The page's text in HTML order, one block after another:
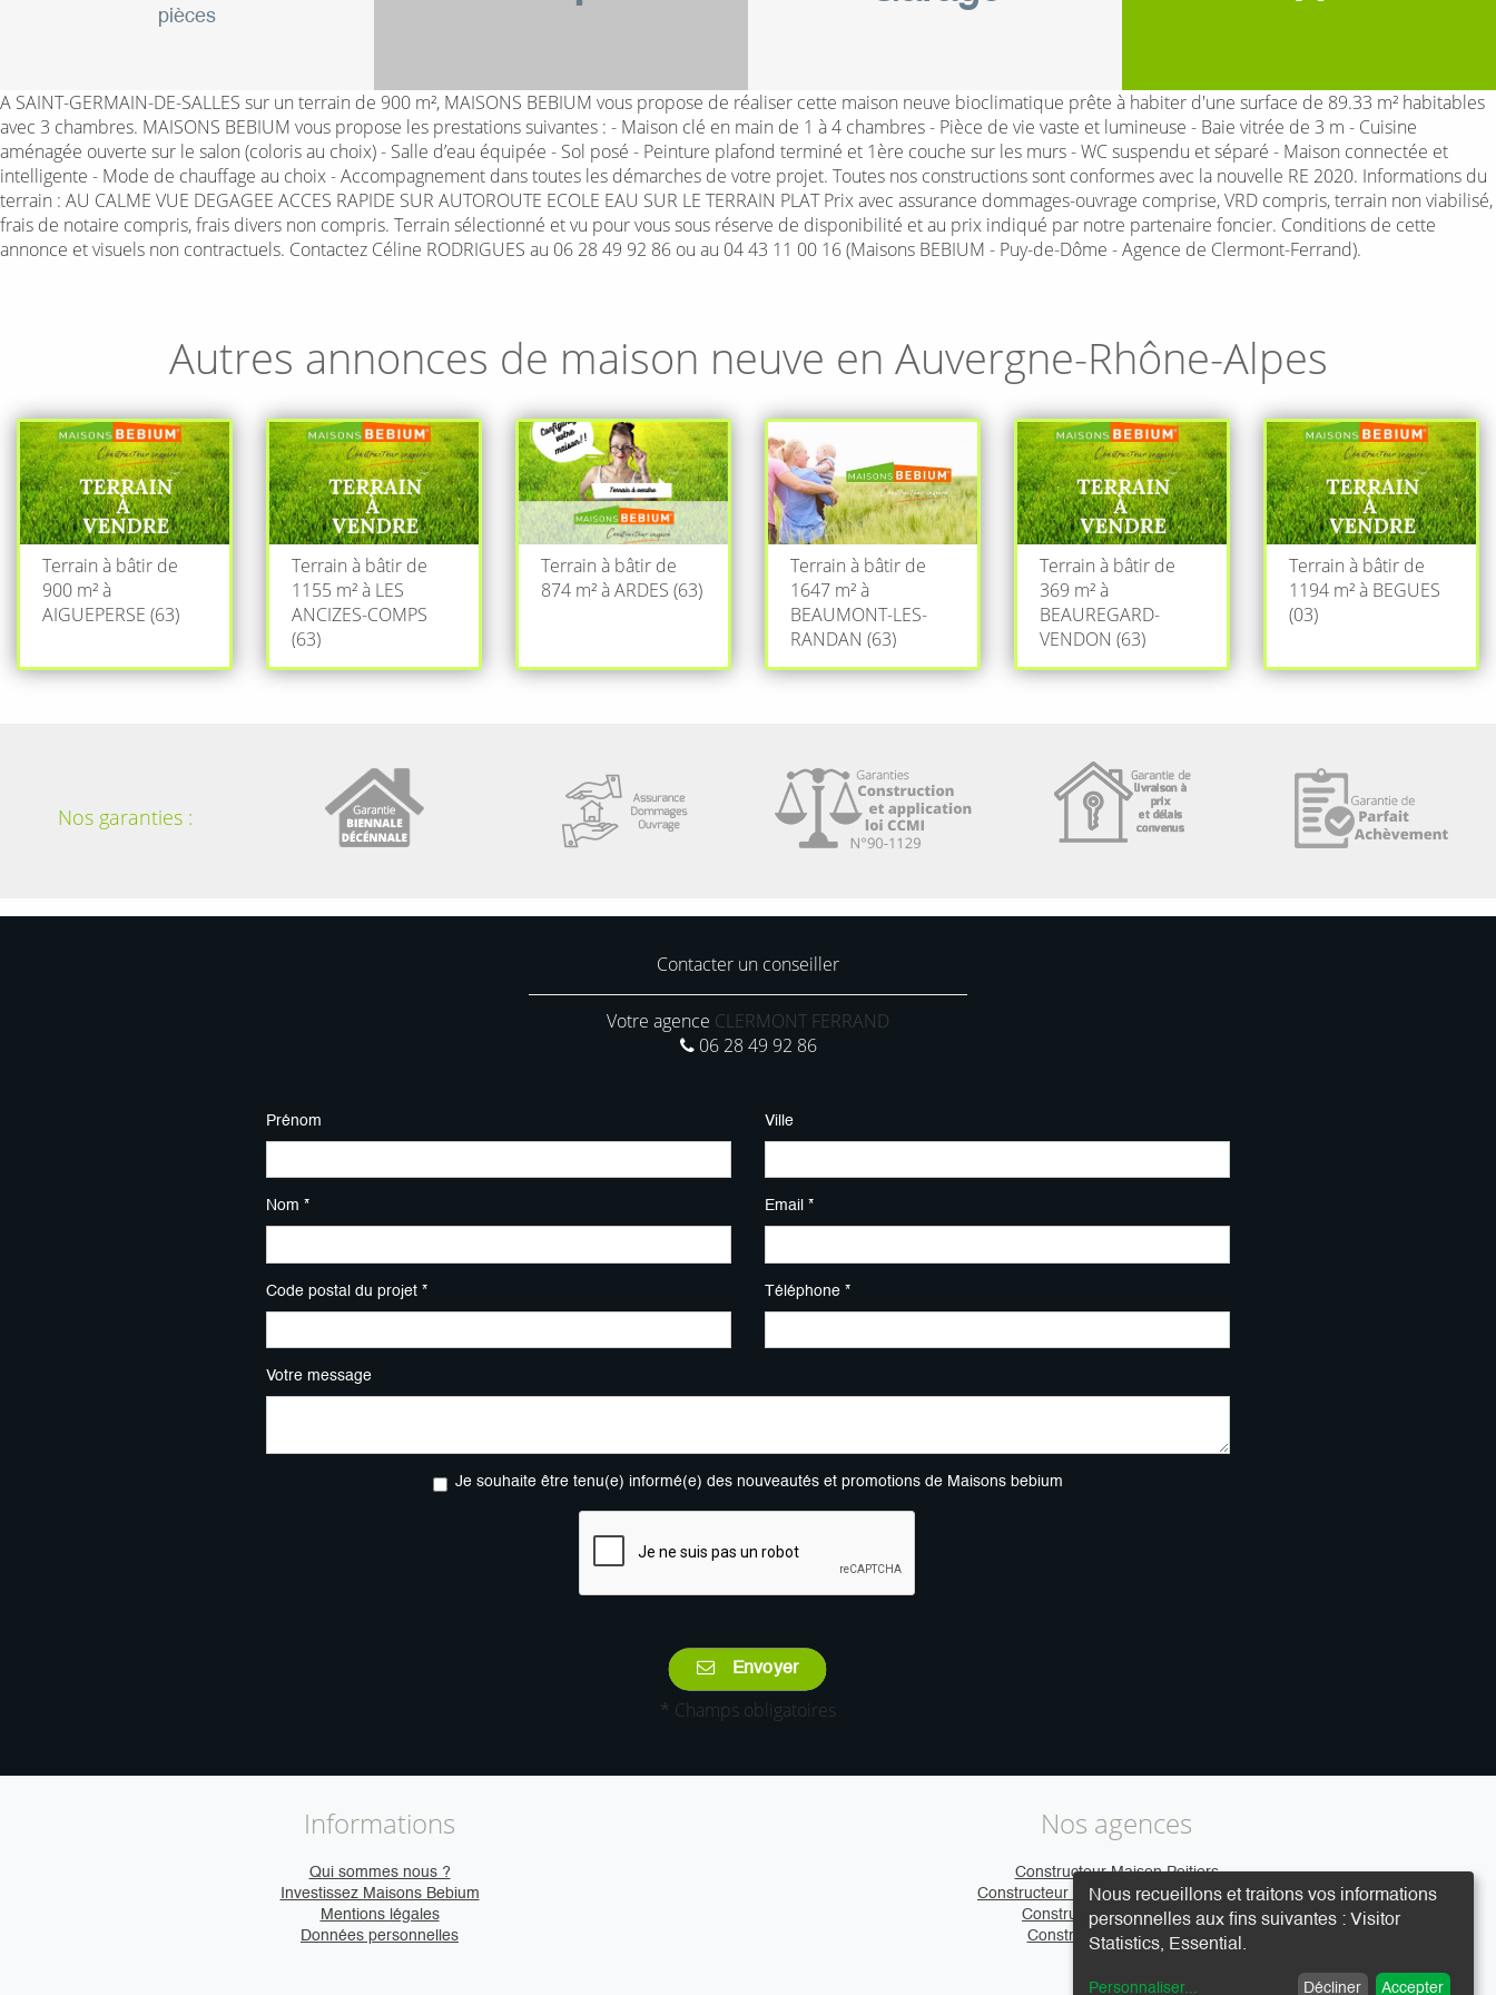
pièces
A SAINT-GERMAIN-DE-SALLES sur un terrain de 900 m², MAISONS BEBIUM vous propose de réaliser cette maison neuve bioclimatique prête à habiter d'une surface de 89.33 m² habitables
avec 3 chambres. MAISONS BEBIUM vous propose les prestations suivantes : - Maison clé en main de 1 à 4 chambres - Pièce de vie vaste et lumineuse - Baie vitrée de 3 m - Cuisine
aménagée ouverte sur le salon (coloris au choix) - Salle d’eau équipée - Sol posé - Peinture plafond terminé et 1ère couche sur les murs - WC suspendu et séparé - Maison connectée et
intelligente - Mode de chauffage au choix - Accompagnement dans toutes les démarches de votre projet. Toutes nos constructions sont conformes avec la nouvelle RE 2020. Informations du
terrain : AU CALME VUE DEGAGEE ACCES RAPIDE SUR AUTOROUTE ECOLE EAU SUR LE TERRAIN PLAT Prix avec assurance dommages-ouvrage comprise, VRD compris, terrain non viabilisé,
frais de notaire compris, frais divers non compris. Terrain sélectionné et vu pour vous sous réserve de disponibilité et au prix indiqué par notre partenaire foncier. Conditions de cette
annonce et visuels non contractuels. Contactez Céline RODRIGUES au 06 28 49 92 86 ou au 04 43 11 00 16 (Maisons BEBIUM - Puy-de-Dôme - Agence de Clermont-Ferrand).
Autres annonces de maison neuve en Auvergne-Rhône-Alpes
Terrain à bâtir de
900 m² à
AIGUEPERSE (63)
Terrain à bâtir de
1155 m² à LES
ANCIZES-COMPS
(63)
Terrain à bâtir de
874 m² à ARDES (63)
Terrain à bâtir de
1647 m² à
BEAUMONT-LES-
RANDAN (63)
Terrain à bâtir de
369 m² à
BEAUREGARD-
VENDON (63)
Terrain à bâtir de
1194 m² à BEGUES
(03)
Nos garanties :
Contacter un conseiller
Votre agence CLERMONT FERRAND
06 28 49 92 86
Prénom Ville
Nom * Email *
Code postal du projet * Téléphone *
Votre message
Je souhaite être tenu(e) informé(e) des nouveautés et promotions de Maisons bebium
Envoyer
* Champs obligatoires
Informations
Qui sommes nous ?
Investissez Maisons Bebium
Mentions légales
Données personnelles
Nos agences
Constructeur Maison Poitiers
Constructeur Maison Clermont-Ferrand
Constructeur Maison Caen
Constructeur Maison Vire
Nous recueillons et traitons vos informations
personnelles aux fins suivantes : Visitor
Statistics, Essential .
Personnaliser... Décliner Accepter